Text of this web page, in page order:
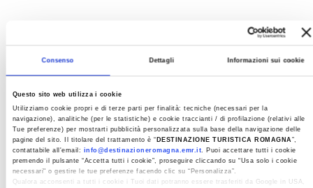
Consenso Dettagli Informazioni sui cookie
Questo sito web utilizza i cookie
Utilizziamo cookie propri e di terze parti per finalità: tecniche (necessari per la
navigazione), analitiche (per le statistiche) e cookie traccianti / di profilazione (relativi alle
Tue preferenze) per mostrarti pubblicità personalizzata sulla base della navigazione delle
pagine del sito. Il titolare del trattamento è “ DESTINAZIONE TURISTICA ROMAGNA”,
contattabile all'email: info@destinazioneromagna.emr.it. Puoi accettare tutti i cookie
premendo il pulsante “Accetta tutti i cookie”, proseguire cliccando su “Usa solo i cookie
necessari" o gestire le tue preferenze facendo clic su “Personalizza”.
Qualora acconsenti a tutti i cookie i Tuoi dati potranno essere trasferiti da Google in USA,